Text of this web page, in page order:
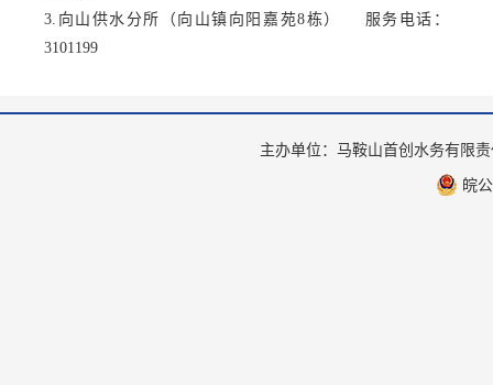
3.向山供水分所（向山镇向阳嘉苑8栋） 服务电话：
3101199
主办单位：马鞍山首创水务有限
皖